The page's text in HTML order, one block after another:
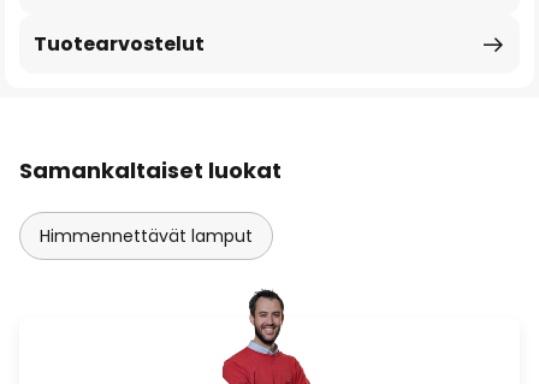
Tuotearvostelut
Samankaltaiset luokat
Himmennettävät lamput